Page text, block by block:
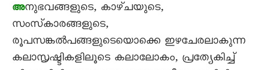
അനുഭവങ്ങളുടെ, കാഴ്‌ചയുടെ,
സംസ്‌കാരങ്ങളുടെ,
രൂപസങ്കൽപങ്ങളുടെയൊക്കെ ഇഴചേരലാകുന്ന
കലാസൃഷ്ടികളിലൂടെ കലാലോകം, പ്രത്യേകിച്ച്‌